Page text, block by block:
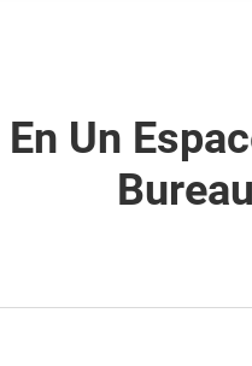
Un
Bureau